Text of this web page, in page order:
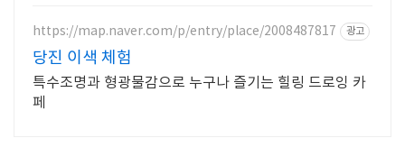
https://map.naver.com/p/entry/place/2008487817 광고
당진 이색 체험
특수조명과 형광물감으로 누구나 즐기는 힐링 드로잉 카
페